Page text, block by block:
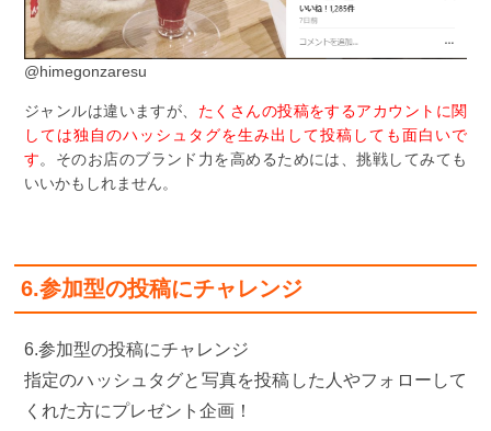
@himegonzaresu
ジャンルは違いますが、 たくさんの投稿をするアカウントに関
しては独自のハッシュタグを生み出して投稿しても面白いで
す。そのお店のブランド力を高めるためには、挑戦してみても
いいかもしれません。
6.参加型の投稿にチャレンジ
6.参加型の投稿にチャレンジ
指定のハッシュタグと写真を投稿した人やフォローして
くれた方にプレゼント企画！